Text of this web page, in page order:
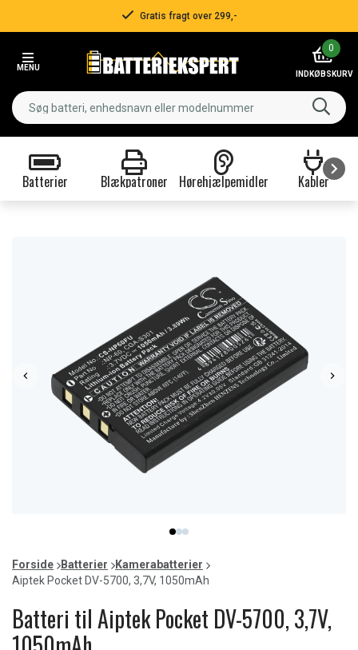
Gratis fragt over 299,-
MENU
0
INDKØBSKURV
Batterier Blækpatroner Hørehjælpemidler Kabler
item
0
item
1
item
2
of
3
Forside Batterier
Kamerabatterier
Aiptek Pocket DV-5700, 3,7V, 1050mAh
Batteri til Aiptek Pocket DV-5700, 3,7V,